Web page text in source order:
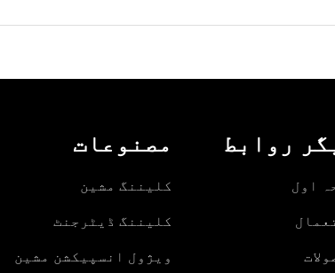
روابط
اول
مصنوعات
کلیننگ مشین
کلیننگ ڈیٹرجنٹ
ویژول انسپیکشن مشین